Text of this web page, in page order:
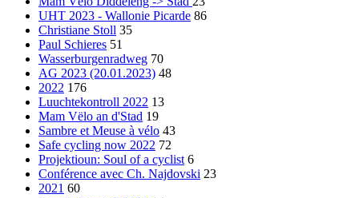
UHT 2023 - Wallonie Picarde 86
Christiane Stoll 35
Paul Schieres 51
Wasserburgenradweg 70
AG 2023 (20.01.2023) 48
2022 176
Luuchtekontroll 2022 13
Mam Vëlo an d'Stad 19
Sambre et Meuse à vélo 43
Safe cycling now 2022 72
Projektioun: Soul of a cyclist 6
Conférence avec Ch. Najdovski 23
2021 60